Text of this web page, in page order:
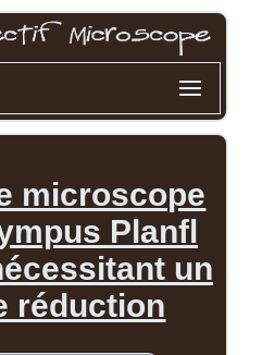
microscope
Planfl
un
réduction